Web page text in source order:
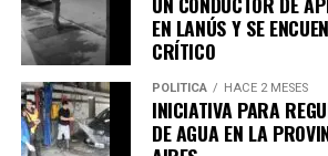
persona se autoadministra el
por un médico.
El proyecto establece que ambos
contar con cobertura obligatoria en
así como en obras sociales y
EN LANÚS Y SE
CRÍTICO
POLÍTICA HACE 2 MESES
INICIATIVA PARA
DE AGUA EN LA